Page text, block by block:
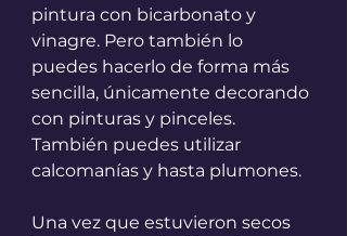
pintura con bicarbonato y
vinagre. Pero también lo
puedes hacerlo de forma más
sencilla, únicamente decorando
con pinturas y pinceles.
También puedes utilizar
calcomanías y hasta plumones.
Una vez que estuvieron secos